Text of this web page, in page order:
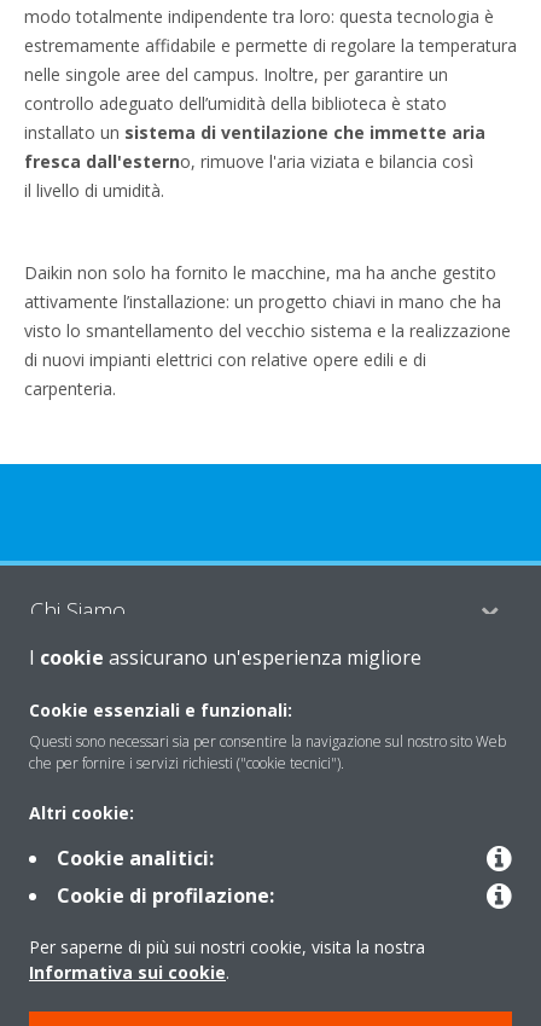
modo totalmente indipendente tra loro: questa tecnologia è
estremamente affidabile e permette di regolare la temperatura
nelle singole aree del campus. Inoltre, per garantire un
controllo adeguato dell’umidità della biblioteca è stato
installato un sistema di ventilazione che immette aria
fresca dall'esterno, rimuove l'aria viziata e bilancia così
il livello di umidità.
Daikin non solo ha fornito le macchine, ma ha anche gestito
attivamente l’installazione: un progetto chiavi in mano che ha
visto lo smantellamento del vecchio sistema e la realizzazione
di nuovi impianti elettrici con relative opere edili e di
carpenteria.
Chi Siamo
Soluzioni
Periodo di supporto definito
Gruppo Daikin Europe
I cookie assicurano un'esperienza migliore
Cookie essenziali e funzionali:
Questi sono necessari sia per consentire la navigazione sul nostro sito Web
che per fornire i servizi richiesti ("cookie tecnici").
Altri cookie:
Cookie analitici:
Cookie di profilazione:
Per saperne di più sui nostri cookie, visita la nostra
Informativa sui cookie.